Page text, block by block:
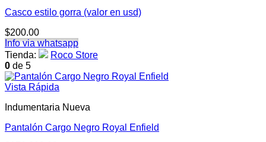
Casco estilo gorra (valor en usd)
$200.00
Info via whatsapp
Tienda:
Roco Store
0 de 5
Vista Rápida
Indumentaria Nueva
Pantalón Cargo Negro Royal Enfield